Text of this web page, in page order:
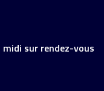
sur rendez-vous